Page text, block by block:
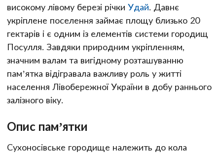
високому лівому березі річки Удай. Давнє
укріплене поселення займає площу близько 20
гектарів і є одним із елементів системи городищ
Посулля. Завдяки природним укріпленням,
значним валам та вигідному розташуванню
пам’ятка відігравала важливу роль у житті
населення Лівобережної України в добу раннього
залізного віку.
Опис пам’ятки
Сухоносівське городище належить до кола